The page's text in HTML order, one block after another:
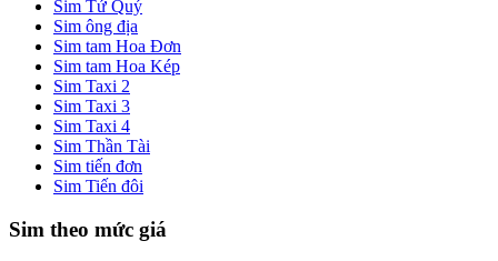
Sim Tứ Quý
Sim ông địa
Sim tam Hoa Đơn
Sim tam Hoa Kép
Sim Taxi 2
Sim Taxi 3
Sim Taxi 4
Sim Thần Tài
Sim tiến đơn
Sim Tiến đôi
Sim theo mức giá